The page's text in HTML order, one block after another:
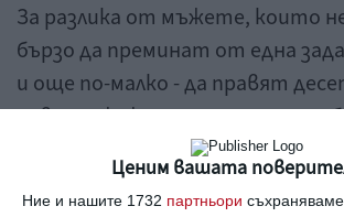
Ценим вашата
Ние и нашите 1732 партньори
За разлика от мъжете, които
бързо да преминат от една
и още по-малко - да правят
наведнъж, жените могат да
режим на многозадачност. Тази
характеристика на мозъка е